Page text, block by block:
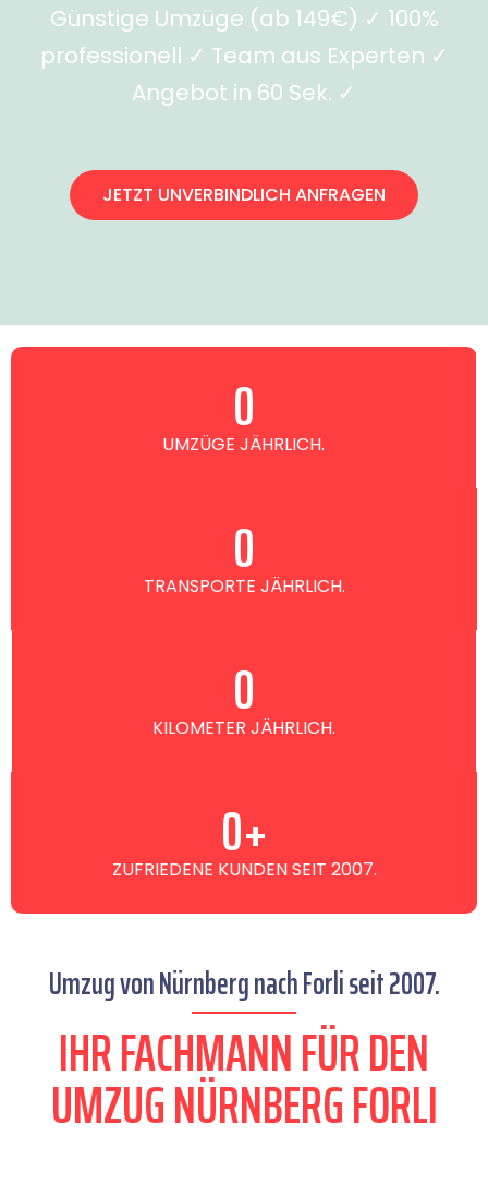
Günstige Umzüge (ab 149€) ✓ 100%
professionell ✓ Team aus Experten ✓
Angebot in 60 Sek. ✓
JETZT UNVERBINDLICH ANFRAGEN
UMZÜGE JÄHRLICH.
0
TRANSPORTE JÄHRLICH.
0
KILOMETER JÄHRLICH.
0
ZUFRIEDENE KUNDEN SEIT 2007.
0+
Umzug von Nürnberg nach Forli seit 2007.
IHR FACHMANN FÜR DEN
UMZUG NÜRNBERG FORLI